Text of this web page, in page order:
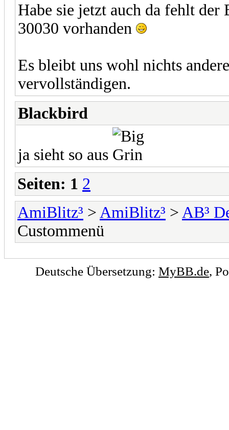
Habe sie jetzt auch da fehlt
30030 vorhanden
Es bleibt uns wohl nichts
vervollständigen.
Blackbird
ja sieht so aus
Seiten: 1 2
AmiBlitz³ > AmiBlitz³ > AB³
Custommenü
Deutsche Übersetzung: MyBB.de,